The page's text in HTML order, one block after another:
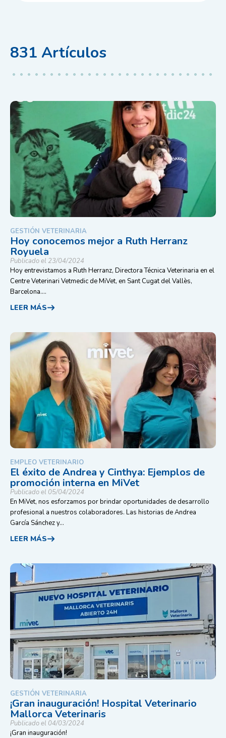
831 Artículos
GESTIÓN VETERINARIA
Hoy conocemos mejor a Ruth Herranz
Royuela
Publicado el 23/04/2024
Hoy entrevistamos a Ruth Herranz, Directora Técnica Veterinaria en el
Centre Veterinari Vetmedic de MiVet, en Sant Cugat del Vallès,
Barcelona....
LEER MÁS
EMPLEO VETERINARIO
El éxito de Andrea y Cinthya: Ejemplos de
promoción interna en MiVet
Publicado el 05/04/2024
En MiVet, nos esforzamos por brindar oportunidades de desarrollo
profesional a nuestros colaboradores. Las historias de Andrea
García Sánchez y...
LEER MÁS
GESTIÓN VETERINARIA
¡Gran inauguración! Hospital Veterinario
Mallorca Veterinaris
Publicado el 04/03/2024
¡Gran inauguración!